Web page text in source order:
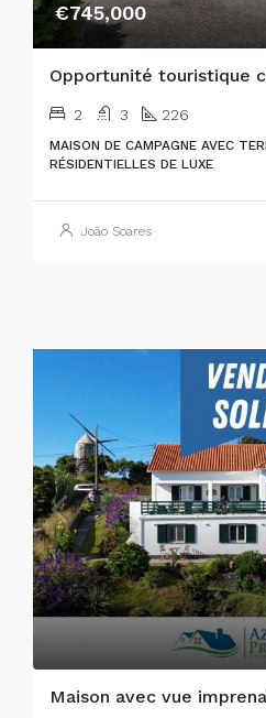
€745,000
2 3 226
MAISON DE CAMPAGNE AVEC
RÉSIDENTIELLES DE LUXE
João Soares